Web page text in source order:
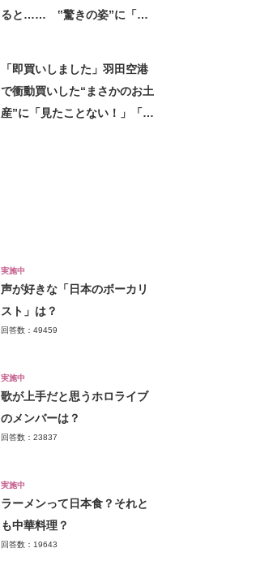
ると…… ‟驚きの姿”に「最
「即買いしました」羽田空港
で衝動買いした“まさかのお土
産”に「見たことない！」「み
実施中
声が好きな「日本のボーカリ
スト」は？
回答数：49459
実施中
歌が上手だと思うホロライブ
のメンバーは？
回答数：23837
実施中
ラーメンって日本食？それと
も中華料理？
回答数：19643